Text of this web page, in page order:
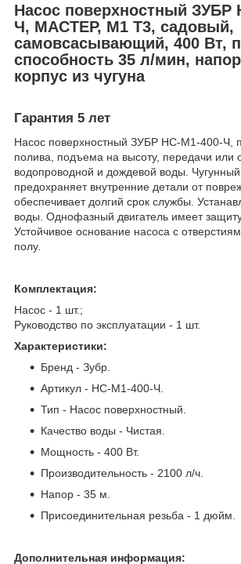
Насос поверхностный ЗУБР
Ч, МАСТЕР, М1 Т3, садовый,
самовсасывающий, 400 Вт,
способность 35 л/мин,
корпус из чугуна
Гарантия 5 лет
Насос поверхностный ЗУБР НС-М1-400-Ч,
полива, подъема на высоту, передачи или
водопроводной и дождевой воды. Чугунный
предохраняет внутренние детали от
обеспечивает долгий срок службы.
воды. Однофазный двигатель имеет защиту
Устойчивое основание насоса с
полу.
Комплектация:
Насос - 1 шт.;
Руководство по эксплуатации - 1 шт.
Характеристики:
Бренд - Зубр.
Артикул - НС-М1-400-Ч.
Тип - Насос поверхностный.
Качество воды - Чистая.
Мощность - 400 Вт.
Производительность - 2100 л/ч.
Напор - 35 м.
Присоединительная резьба - 1 дюйм.
Дополнительная информация: